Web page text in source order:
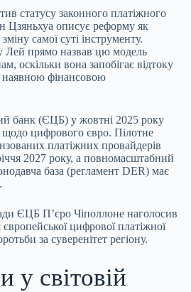
статусу законного платіжного
Цзяньхуа описує реформу як
самої суті інструменту.
прямо назвав цю модель
оскільки вона запобігає відтоку
наявною фінансовою
банк (ЄЦБ) у жовтні 2025 року
щодо цифрового євро. Пілотне
платіжних провайдерів
2027 року, а повномасштабний
база (регламент DER) має
ЄЦБ П’єро Чіполлоне наголосив
цифрової платіжної
за суверенітет регіону.
у світовій